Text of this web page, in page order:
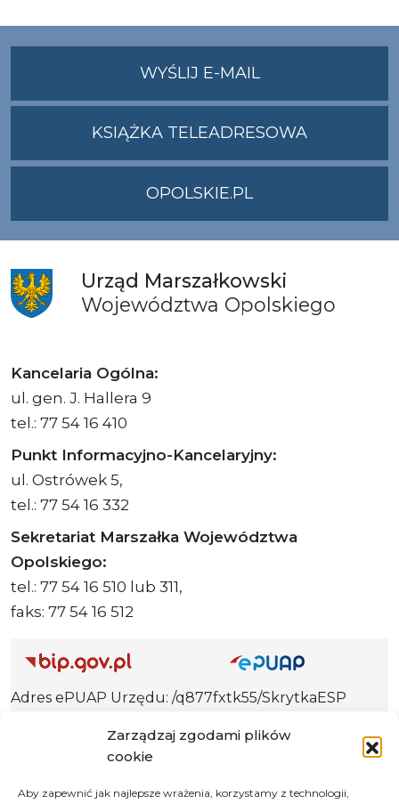
Zarządzaj zgodami plików
cookie
Aby zapewnić jak najlepsze wrażenia, korzystamy z technologii,
WYŚLIJ E-MAILNA
ADRES
KSIĄŻKA TELEADRESOWA
OPOLSKIE.PL
Urząd Marszałkowski
Województwa Opolskiego
Kancelaria Ogólna:
ul. gen. J. Hallera 9
tel.: 77 54 16 410
Punkt Informacyjno-Kancelaryjny:
ul. Ostrówek 5,
tel.: 77 54 16 332
Sekretariat Marszałka Województwa
Opolskiego:
tel.: 77 54 16 510 lub 311,
faks: 77 54 16 512
Adres ePUAP Urzędu: /q877fxtk55/SkrytkaESP
Urzędu: AE:PL-66703-73759-IGTUV-14